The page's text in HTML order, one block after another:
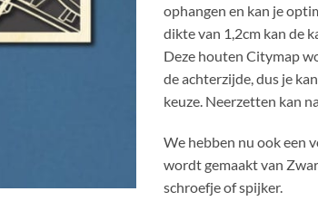
ophangen en kan je
dikte van 1,2cm kan de
Deze houten Citymap
de achterzijde, dus je
keuze. Neerzetten kan
We hebben nu ook een
wordt gemaakt van
schroefje of spijker.